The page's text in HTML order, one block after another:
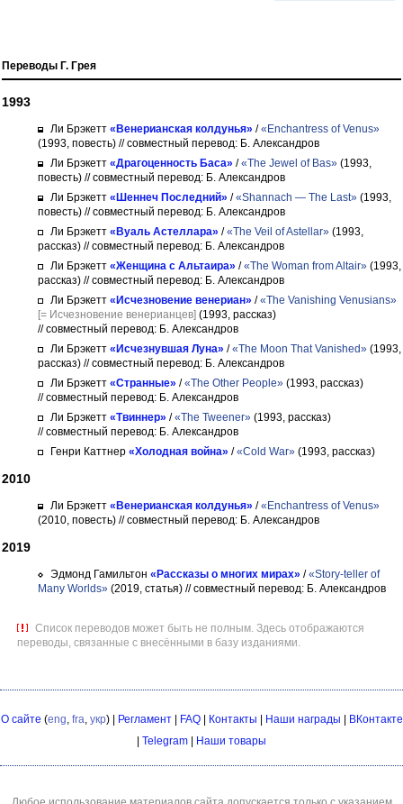
Переводы Г. Грея
1993
Ли Брэкетт «Венерианская колдунья» /«Enchantress of Venus»
(1993, повесть) // совместный перевод: Б. Александров
Ли Брэкетт «Драгоценность Баса» /«The Jewel of Bas» (1993,
повесть) // совместный перевод: Б. Александров
Ли Брэкетт «Шеннеч Последний» /«Shannach — The Last» (1993,
повесть) // совместный перевод: Б. Александров
Ли Брэкетт «Вуаль Астеллара» /«The Veil of Astellar» (1993,
рассказ) // совместный перевод: Б. Александров
Ли Брэкетт «Женщина с Альтаира» /«The Woman from Altair» (1993,
рассказ) // совместный перевод: Б. Александров
Ли Брэкетт «Исчезновение венериан» /«The Vanishing Venusians»
[= Исчезновение венерианцев] (1993, рассказ)
// совместный перевод: Б. Александров
Ли Брэкетт «Исчезнувшая Луна» /«The Moon That Vanished» (1993,
рассказ) // совместный перевод: Б. Александров
Ли Брэкетт «Странные» /«The Other People» (1993, рассказ)
// совместный перевод: Б. Александров
Ли Брэкетт «Твиннер» /«The Tweener» (1993, рассказ)
// совместный перевод: Б. Александров
Генри Каттнер «Холодная война» /«Cold War» (1993, рассказ)
2010
Ли Брэкетт «Венерианская колдунья» /«Enchantress of Venus»
(2010, повесть) // совместный перевод: Б. Александров
2019
Эдмонд Гамильтон «Рассказы о многих мирах» /«Story-teller of
Many Worlds» (2019, статья) // совместный перевод: Б. Александров
Список переводов может быть не полным. Здесь отображаются
переводы, связанные с внесёнными в базу изданиями.
О сайте (eng, fra, укр) | Регламент| FAQ| Контакты Наши награды
ВКонтакте
Telegram Наши товары